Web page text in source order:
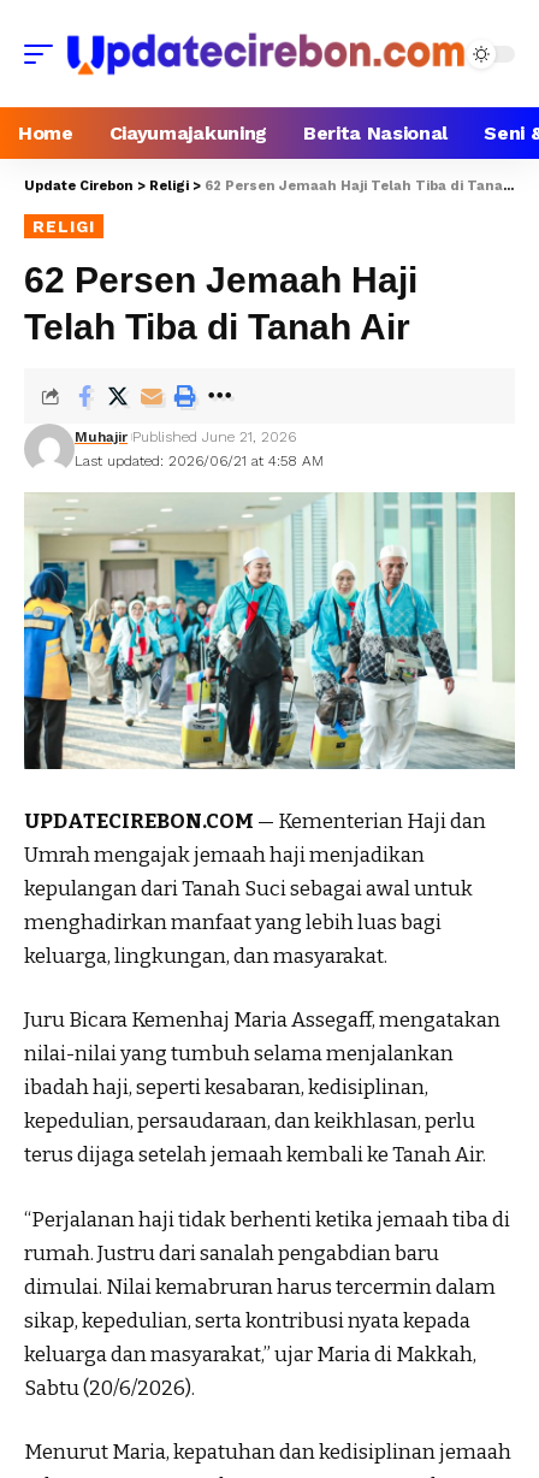
Home Ciayumajakuning Berita Nasional Seni
Update Cirebon > Religi > 62 Persen Jemaah Haji Telah Tiba di Tanah Air
RELIGI
62 Persen Jemaah Haji
Telah Tiba di Tanah Air
Last updated: 2026/06/21 at 4:58 AM
Muhajir Published June 21, 2026
UPDATECIREBON.COM — Kementerian Haji dan
Umrah mengajak jemaah haji menjadikan
kepulangan dari Tanah Suci sebagai awal untuk
menghadirkan manfaat yang lebih luas bagi
keluarga, lingkungan, dan masyarakat.
Juru Bicara Kemenhaj Maria Assegaff, mengatakan
nilai-nilai yang tumbuh selama menjalankan
ibadah haji, seperti kesabaran, kedisiplinan,
kepedulian, persaudaraan, dan keikhlasan, perlu
terus dijaga setelah jemaah kembali ke Tanah Air.
“Perjalanan haji tidak berhenti ketika jemaah tiba di
rumah. Justru dari sanalah pengabdian baru
dimulai. Nilai kemabruran harus tercermin dalam
sikap, kepedulian, serta kontribusi nyata kepada
keluarga dan masyarakat,” ujar Maria di Makkah,
Sabtu (20/6/2026).
Menurut Maria, kepatuhan dan kedisiplinan jemaah